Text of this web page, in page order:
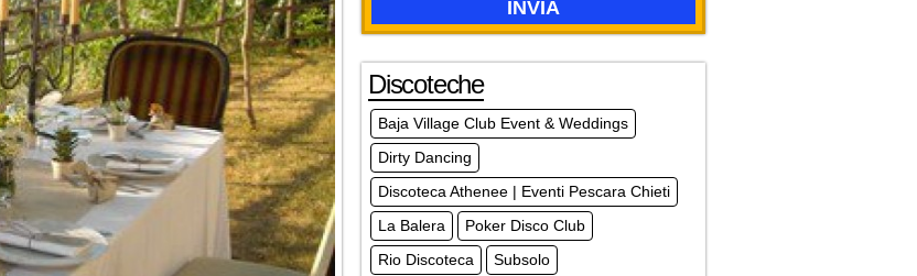
Discoteche
Baja Village Club Event & Weddings
Dirty Dancing
Discoteca Athenee | Eventi Pescara Chieti
La Balera
Poker Disco Club
Rio Discoteca
Subsolo